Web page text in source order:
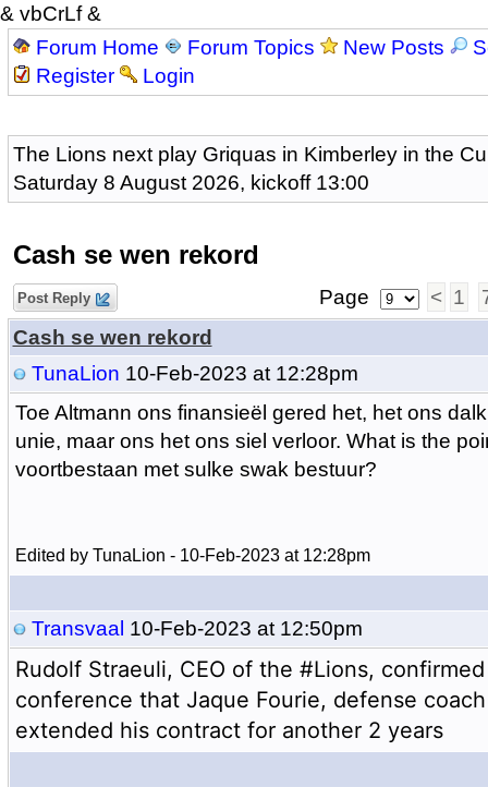
& vbCrLf &
Forum Home
Forum Topics New Posts
Register
Login
The Lions next play Griquas in Kimberley in the
Saturday 8 August 2026, kickoff 13:00
Cash se wen rekord
Post Reply Page < 1
Cash se wen rekord
TunaLion 10-Feb-2023 at 12:28pm
Toe Altmann ons finansieël gered het, het ons
unie, maar ons het ons siel verloor. What is the
voortbestaan met sulke swak bestuur?
Edited by TunaLion - 10-Feb-2023 at 12:28pm
Transvaal 10-Feb-2023 at 12:50pm
Rudolf Straeuli, CEO of the #Lions,
conference that Jaque Fourie, defense
extended his contract for another 2 years